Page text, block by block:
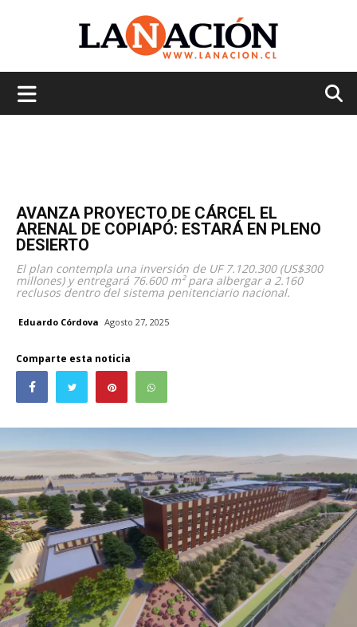
AVANZA PROYECTO DE CÁRCEL EL
ARENAL DE COPIAPÓ: ESTARÁ EN PLENO
DESIERTO
El plan contempla una inversión de UF 7.120.300 (US$300
millones) y entregará 76.600 m² para albergar a 2.160
reclusos dentro del sistema penitenciario nacional.
Eduardo Córdova Agosto 27, 2025
Comparte esta noticia